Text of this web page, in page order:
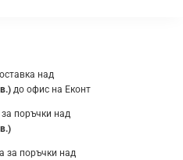
над
до офис на Еконт
за поръчки над
за поръчки над